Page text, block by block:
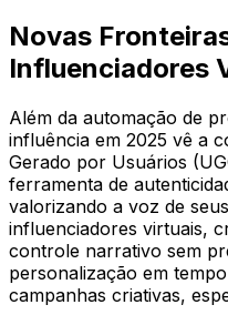
Novas
Influenciadores
Além da automação de
influência em 2025 vê a
Gerado por Usuários
ferramenta de
valorizando a voz de
influenciadores virtuais,
controle narrativo sem
personalização em
campanhas criativas,